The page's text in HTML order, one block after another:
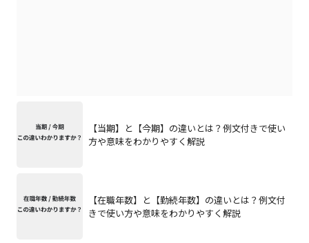
【当期】と【今期】の違いとは？例文付きで使い
方や意味をわかりやすく解説
【在職年数】と【勤続年数】の違いとは？例文付
きで使い方や意味をわかりやすく解説